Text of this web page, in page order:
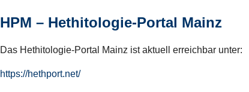
HPM – Hethitologie-Portal Mainz
Das Hethitologie-Portal Mainz ist aktuell erreichbar unter:
https://hethport.net/